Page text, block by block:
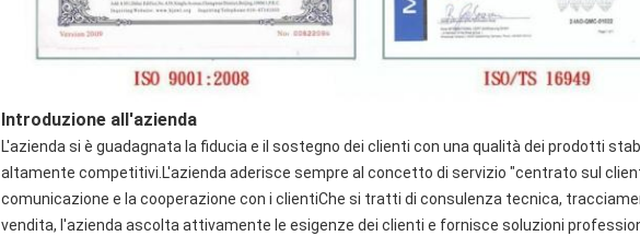
Introduzione all'azienda
L'azienda si è guadagnata la fiducia e il sostegno dei clienti con una qualità dei prodotti
altamente competitivi.L'azienda aderisce sempre al concetto di servizio "centrato sul
comunicazione e la cooperazione con i clientiChe si tratti di consulenza tecnica,
vendita, l'azienda ascolta attivamente le esigenze dei clienti e fornisce soluzioni